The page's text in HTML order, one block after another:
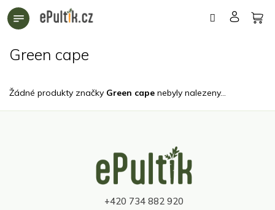
Přejít
na
Green cape
Žádné produkty značky Green cape nebyly nalezeny...
+420 734 882 920